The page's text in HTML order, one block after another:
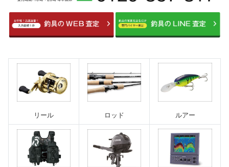
リール ロッド ルアー